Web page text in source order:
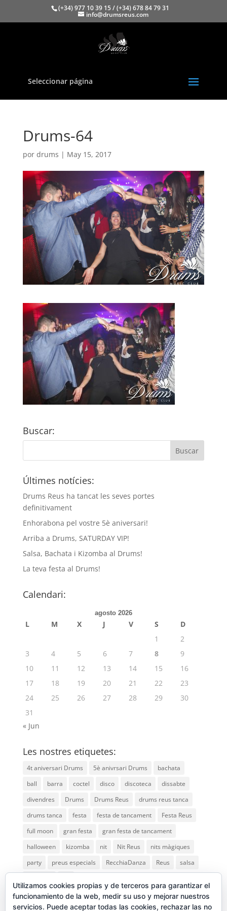
(+34) 977 10 39 15 / (+34) 678 84 79 31
info@drumsreus.com
Seleccionar página
Drums-64
por drums | May 15, 2017
Buscar:
Últimes notícies:
Drums Reus ha tancat les seves portes
definitivament
Enhorabona pel vostre 5è aniversari!
Arriba a Drums, SATURDAY VIP!
Salsa, Bachata i Kizomba al Drums!
La teva festa al Drums!
Calendari:
agosto 2026
L M X J V S
D
1
2
3
4 5 6 7 8
9
10
11 12 13 14 15
16
17
18 19 20 21 22
23
24
25 26 27 28 29
30
31
« Jun
Les nostres etiquetes:
4t aniversari Drums 5è anivrsari Drums
bachata
ball
barra coctel disco discoteca
dissabte
divendres
Drums Drums Reus
drums reus tanca
drums tanca
festa festa de tancament
Festa Reus
full moon
gran festa
gran festa de tancament
halloween
kizomba nit Nit Reus
nits màgiques
party
preus especials RecchiaDanza Reus
salsa
Utilizamos cookies propias y de terceros para garantizar el
funcionamiento de la web, medir su uso y mejorar nuestros
servicios. Puede aceptar todas las cookies, rechazar las no